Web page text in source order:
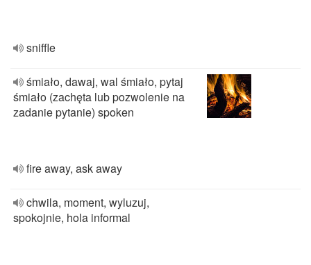
sniffle
śmiało, dawaj, wal śmiało, pytaj
śmiało (zachęta lub pozwolenie na
zadanie pytanie) spoken
fire away, ask away
chwila, moment, wyluzuj,
spokojnie, hola informal